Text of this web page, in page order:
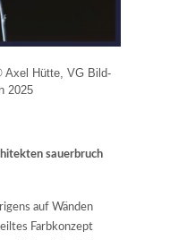
Axel Hütte, VG Bild-
2025
sauerbruch
auf Wänden
Farbkonzept